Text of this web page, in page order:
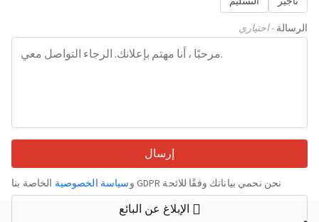
الرسالة - اختياري
إرسال
نحن نحمي بياناتك وفقًا للائحة GDPR و سياسة الخصوصية الخاصة بنا
الإبلاغ عن البائع